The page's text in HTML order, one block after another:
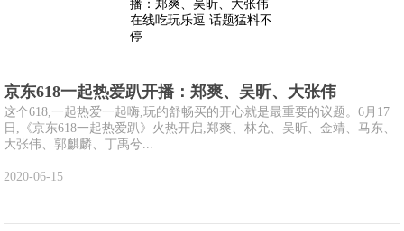
京东618一起热爱趴开播：郑爽、吴昕、大张伟
这个618,一起热爱一起嗨,玩的舒畅买的开心就是最重要的议题。6月17
日,《京东618一起热爱趴》火热开启,郑爽、林允、吴昕、金靖、马东、
大张伟、郭麒麟、丁禹兮...
2020-06-15